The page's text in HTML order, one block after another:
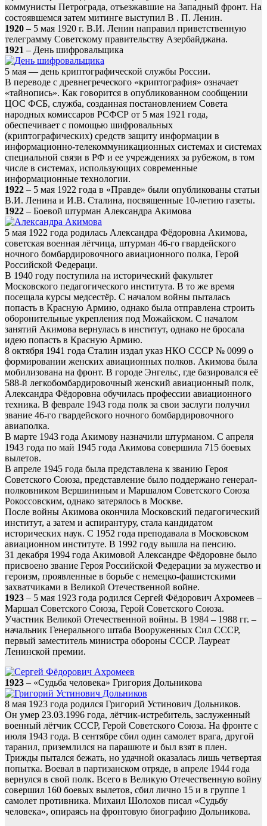
коммунисты Петрограда, отъезжавшие на Западный фронт. На
состоявшемся затем митинге выступил В . П. Ленин.
1920 – 5 мая 1920 г. В.И. Ленин направил приветственную
телеграмму Советскому правительству Азербайджана.
1921 – День шифровальщика
5 мая — день криптографической службы России.
В переводе с древнегреческого «криптография» означает
«тайнопись». Как говорится в опубликованном сообщении
ЦОС ФСБ, служба, созданная постановлением Совета
народных комиссаров РСФСР от 5 мая 1921 года,
обеспечивает с помощью шифровальных
(криптографических) средств защиту информации в
информационно-телекоммуникационных системах и системах
специальной связи в РФ и ее учреждениях за рубежом, в том
числе в системах, использующих современные
информационные технологии.
1922 – 5 мая 1922 года в «Правде» были опубликованы статьи
В.И. Ленина и И.В. Сталина, посвященные 10-летию газеты.
1922 – Боевой штурман Александра Акимова
5 мая 1922 года родилась Александра Фёдоровна Акимова,
советская военная лётчица, штурман 46-го гвардейского
ночного бомбардировочного авиационного полка, Герой
Российской Федераци.
В 1940 году поступила на исторический факультет
Московского педагогического института. В то же время
посещала курсы медсестёр. С началом войны пыталась
попасть в Красную Армию, однако была отправлена строить
оборонительные укрепления под Можайском. С началом
занятий Акимова вернулась в институт, однако не бросала
идею попасть в Красную Армию.
8 октября 1941 года Сталин издал указ НКО СССР № 0099 о
формировании женских авиационных полков. Акимова была
мобилизована на фронт. В городе Энгельс, где базировался её
588-й легкобомбардировочный женский авиационный полк,
Александра Фёдоровна обучилась профессии авиационного
техника. В феврале 1943 года полк за свои заслуги получил
звание 46-го гвардейского ночного бомбардировочного
авиаполка.
В марте 1943 года Акимову назначили штурманом. С апреля
1943 года по май 1945 года Акимова совершила 715 боевых
вылетов.
В апреле 1945 года была представлена к званию Героя
Советского Союза, представление было поддержано генерал-
полковником Вершининым и Маршалом Советского Союза
Рокоссовским, однако затерялось в Москве.
После войны Акимова окончила Московский педагогический
институт, а затем и аспирантуру, стала кандидатом
исторических наук. С 1952 года преподавала в Московском
авиационном институте. В 1992 году вышла на пенсию.
31 декабря 1994 года Акимовой Александре Фёдоровне было
присвоено звание Героя Российской Федерации за мужество и
героизм, проявленные в борьбе с немецко-фашистскими
захватчиками в Великой Отечественной войне.
1923 – 5 мая 1923 года родился Сергей Фёдорович Ахромеев –
Маршал Советского Союза, Герой Советского Союза.
Участник Великой Отечественной войны. В 1984 – 1988 гг. –
начальник Генерального штаба Вооруженных Сил СССР,
первый заместитель министра обороны СССР. Лауреат
Ленинской премии.
1923 – «Судьба человека» Григория Дольникова
8 мая 1923 года родился Григорий Устинович Дольников.
Он умер 23.03.1996 года, лётчик-истребитель, заслуженный
военный лётчик СССР, Герой Советского Союза. На фронте с
июля 1943 года. В сентябре сбил один самолет врага, другой
таранил, приземлился на парашюте и был взят в плен.
Трижды пытался бежать, но удачной оказалась лишь четвертая
попытка. Воевал в партизанском отряде, в апреле 1944 года
вернулся в свой полк. Всего в Великую Отечественную войну
совершил 160 боевых вылетов, сбил лично 15 и в группе 1
самолет противника. Михаил Шолохов писал «Судьбу
человека», опираясь на фронтовую биографию Дольникова.